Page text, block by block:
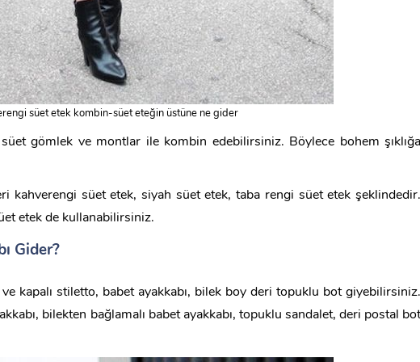
süet etek kombin-süet eteğin üstüne ne gider
gömlek ve montlar ile kombin edebilirsiniz. Böylece bohem şıklığa
kahverengi süet etek, siyah süet etek, taba rengi süet etek şeklindedir.
etek de kullanabilirsiniz.
Gider?
kapalı stiletto, babet ayakkabı, bilek boy deri topuklu bot giyebilirsiniz.
bilekten bağlamalı babet ayakkabı, topuklu sandalet, deri postal bot